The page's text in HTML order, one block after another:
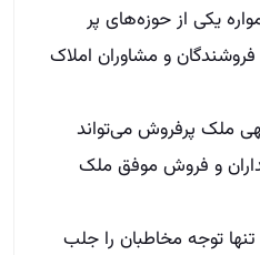
یکی از حوزه‌های پر
و مشاوران املاک
ملک پرفروش می‌تواند
و فروش موفق ملک
توجه مخاطبان را جلب